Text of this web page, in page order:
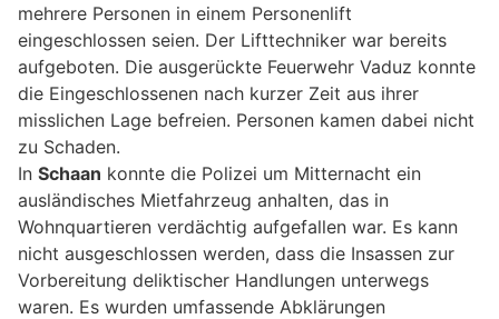
mehrere Personen in einem Personenlift
eingeschlossen seien. Der Lifttechniker war bereits
aufgeboten. Die ausgerückte Feuerwehr Vaduz konnte
die Eingeschlossenen nach kurzer Zeit aus ihrer
misslichen Lage befreien. Personen kamen dabei nicht
zu Schaden.
In Schaan konnte die Polizei um Mitternacht ein
ausländisches Mietfahrzeug anhalten, das in
Wohnquartieren verdächtig aufgefallen war. Es kann
nicht ausgeschlossen werden, dass die Insassen zur
Vorbereitung deliktischer Handlungen unterwegs
waren. Es wurden umfassende Abklärungen